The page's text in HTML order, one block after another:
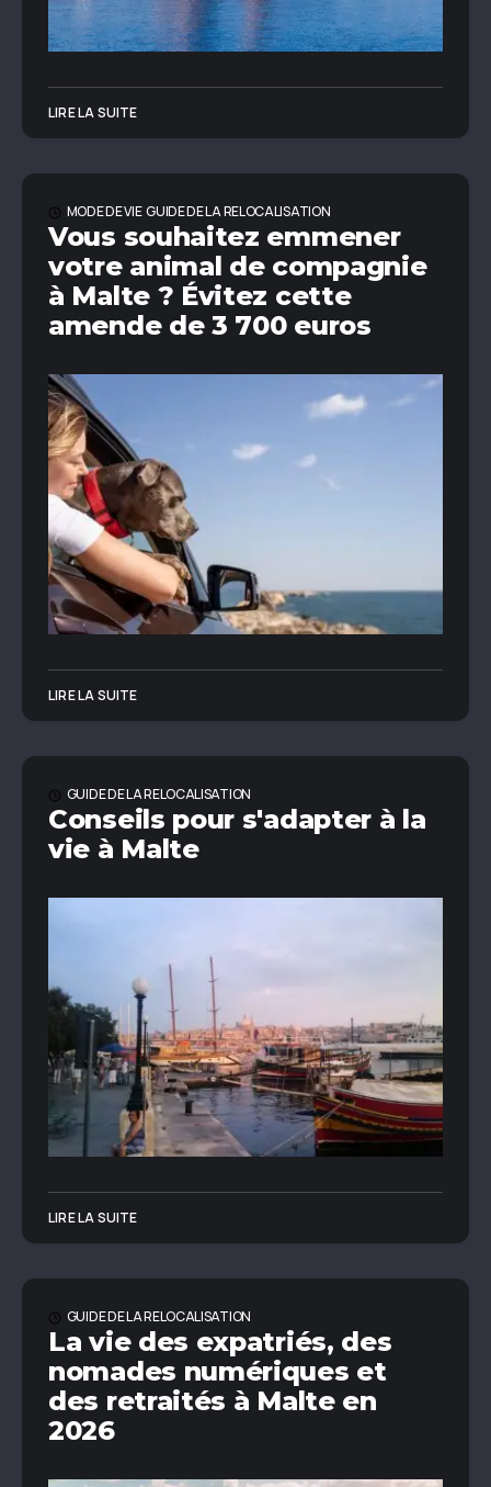
LIRE LA SUITE
MODE DE VIE GUIDE DE LA RELOCALISATION
Vous souhaitez emmener
votre animal de compagnie
à Malte ? Évitez cette
amende de 3 700 euros
LIRE LA SUITE
GUIDE DE LA RELOCALISATION
Conseils pour s'adapter à la
vie à Malte
LIRE LA SUITE
GUIDE DE LA RELOCALISATION
La vie des expatriés, des
nomades numériques et
des retraités à Malte en
2026